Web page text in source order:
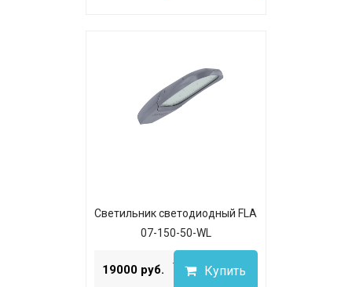
Светильник светодиодный FLA
07-150-50-WL
...
19000 руб. Купить